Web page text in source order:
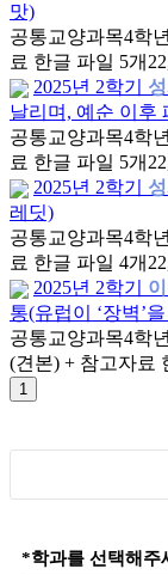
맛)
공통교양과목4학년
료 한글 파일 5개
2025년 2학기
날리며, 예순 이후
공통교양과목4학년
료 한글 파일 5개
2025년 2학기
레딧)
공통교양과목4학년
료 한글 파일 4개
2025년 2학기
통(유럽이 ‘장벽’
공통교양과목4학년
(견본) + 참고자료
*학과를 선택해주